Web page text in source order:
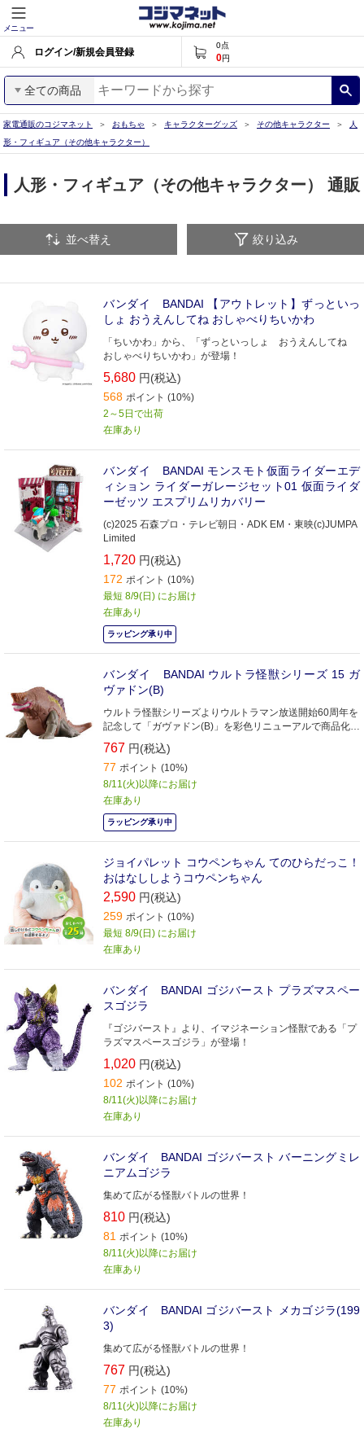
メニュー
ログイン/新規会員登録
0点
0円
全ての商品
家電通販のコジマネット おもちゃ キャラクターグッズ その他キャラクター
人
形・フィギュア（その他キャラクター）
人形・フィギュア（その他キャラクター） 通販
並べ替え 絞り込み
バンダイ BANDAI 【アウトレット】ずっといっ
しょ おうえんしてね おしゃべりちいかわ
「ちいかわ」から、「ずっといっしょ おうえんしてね
おしゃべりちいかわ」が登場！
5,680 円(税込)
568 ポイント (10%)
2～5日で出荷
在庫あり
バンダイ BANDAI モンスモト仮面ライダーエデ
ィション ライダーガレージセット01 仮面ライダ
ーゼッツ エスプリムリカバリー
(c)2025 石森プロ・テレビ朝日・ADK EM・東映(c)JUMPA
Limited
1,720 円(税込)
172 ポイント (10%)
最短 8/9(日) にお届け
在庫あり
ラッピング承り中
バンダイ BANDAI ウルトラ怪獣シリーズ 15 ガ
ヴァドン(B)
ウルトラ怪獣シリーズよりウルトラマン放送開始60周年を
記念して「ガヴァドン(B)」を彩色リニューアルで商品化い
たします。
767 円(税込)
77 ポイント (10%)
8/11(火)以降にお届け
在庫あり
ラッピング承り中
ジョイパレット コウペンちゃん てのひらだっこ！
おはなししようコウペンちゃん
2,590 円(税込)
259 ポイント (10%)
最短 8/9(日) にお届け
在庫あり
バンダイ BANDAI ゴジバースト プラズマスペー
スゴジラ
『ゴジバースト』より、イマジネーション怪獣である「プ
ラズマスペースゴジラ」が登場！
1,020 円(税込)
102 ポイント (10%)
8/11(火)以降にお届け
在庫あり
バンダイ BANDAI ゴジバースト バーニングミレ
ニアムゴジラ
集めて広がる怪獣バトルの世界！
810 円(税込)
81 ポイント (10%)
8/11(火)以降にお届け
在庫あり
バンダイ BANDAI ゴジバースト メカゴジラ(199
3)
集めて広がる怪獣バトルの世界！
767 円(税込)
77 ポイント (10%)
8/11(火)以降にお届け
在庫あり